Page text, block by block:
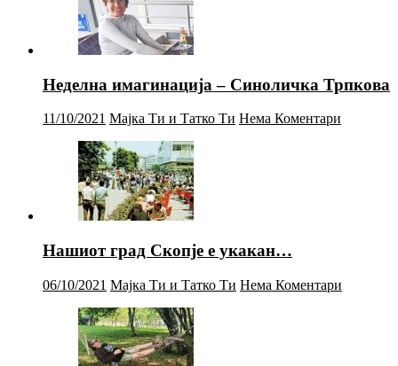
Неделна имагинација – Синоличка Трпкова
11/10/2021 Мајка Ти и Татко Ти Нема Коментари
Нашиот град Скопје е укакан…
06/10/2021 Мајка Ти и Татко Ти Нема Коментари